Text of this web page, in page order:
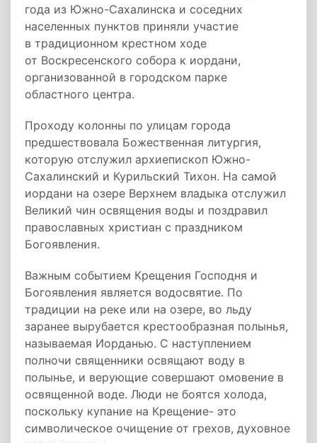
года из Южно-Сахалинска и соседних
населенных пунктов приняли участие
в традиционном крестном ходе
от Воскресенского собора к иордани,
организованной в городском парке
областного центра.
Проходу колонны по улицам города
предшествовала Божественная литургия,
которую отслужил архиепископ Южно-
Сахалинский и Курильский Тихон. На самой
иордани на озере Верхнем владыка отслужил
Великий чин освящения воды и поздравил
православных христиан с праздником
Богоявления.
Важным событием Крещения Господня и
Богоявления является водосвятие. По
традиции на реке или на озере, во льду
заранее вырубается крестообразная полынья,
называемая Иорданью. С наступлением
полночи священники освящают воду в
полынье, и верующие совершают омовение в
освященной воде. Люди не боятся холода,
поскольку купание на Крещение- это
символическое очищение от грехов, духовное